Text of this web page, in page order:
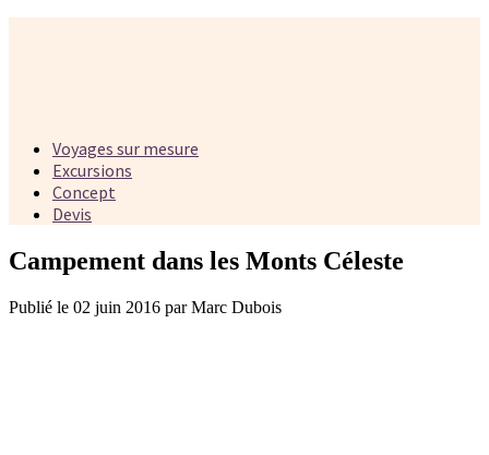
Voyages sur mesure
Excursions
Concept
Devis
Campement dans les Monts Céleste
Publié le 02 juin 2016 par Marc Dubois